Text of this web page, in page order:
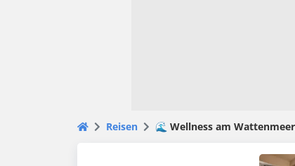
Reisen 🌊 Wellness am